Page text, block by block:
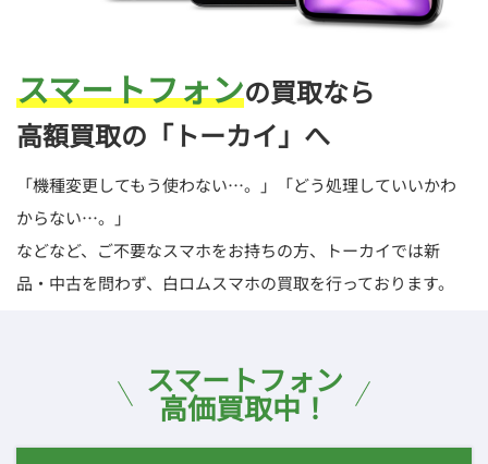
スマートフォンの買取なら
高額買取の「トーカイ」へ
「機種変更してもう使わない…。」「どう処理していいかわ
からない…。」
などなど、ご不要なスマホをお持ちの方、トーカイでは新
品・中古を問わず、白ロムスマホの買取を行っております。
スマートフォン
高価買取中！